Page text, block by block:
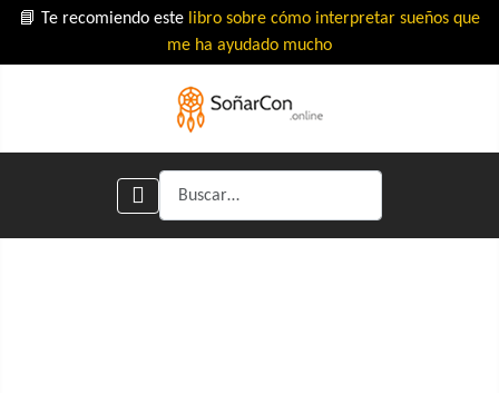
📘 Te recomiendo este libro sobre cómo interpretar sueños que
me ha ayudado mucho
Buscar